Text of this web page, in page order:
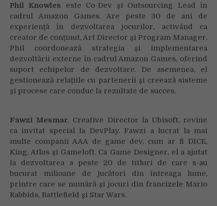
Phil Knowles este Co-Dev și Outsourcing Lead în
cadrul Amazon Games. Are peste 30 de ani de
experiență în dezvoltarea jocurilor, activând ca
creator de conținut, Art Director și Program Manager.
Phil coordonează strategia și implementarea
dezvoltării externe în cadrul Amazon Games, oferind
suport echipelor de dezvoltare. De asemenea, el
gestionează relațiile cu partenerii și creează sisteme
și procese care conduc la rezultate de succes.
Fawzi Mesmar, Creative Director la Ubisoft, revine
ca invitat special la DevPlay. Fawzi a lucrat la mai
multe companii AAA de game dev, cum ar fi DICE,
King, Atlus și Gameloft. Ca Game Designer, el a ajutat
la dezvoltarea a peste 20 de titluri de care s-au
bucurat milioane de jucători din întreaga lume,
printre care se numără și jocuri din francizele Mario
Rabbids, Battlefield și Star Wars.